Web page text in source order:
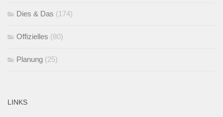
Dies & Das (174)
Offizielles (80)
Planung (25)
LINKS